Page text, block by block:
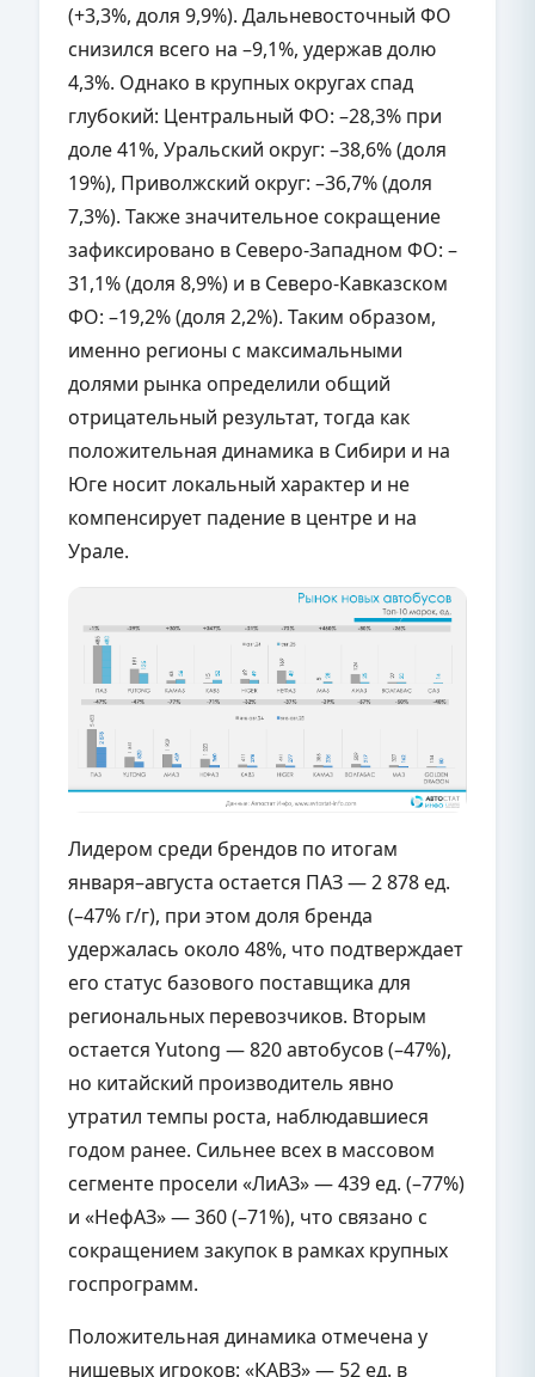
(+3,3%, доля 9,9%). Дальневосточный ФО
снизился всего на –9,1%, удержав долю
4,3%. Однако в крупных округах спад
глубокий: Центральный ФО: –28,3% при
доле 41%, Уральский округ: –38,6% (доля
19%), Приволжский округ: –36,7% (доля
7,3%). Также значительное сокращение
зафиксировано в Северо-Западном ФО: –
31,1% (доля 8,9%) и в Северо-Кавказском
ФО: –19,2% (доля 2,2%). Таким образом,
именно регионы с максимальными
долями рынка определили общий
отрицательный результат, тогда как
положительная динамика в Сибири и на
Юге носит локальный характер и не
компенсирует падение в центре и на
Урале.
Лидером среди брендов по итогам
января–августа остается ПАЗ — 2 878 ед.
(–47% г/г), при этом доля бренда
удержалась около 48%, что подтверждает
его статус базового поставщика для
региональных перевозчиков. Вторым
остается Yutong — 820 автобусов (–47%),
но китайский производитель явно
утратил темпы роста, наблюдавшиеся
годом ранее. Сильнее всех в массовом
сегменте просели «ЛиАЗ» — 439 ед. (–77%)
и «НефАЗ» — 360 (–71%), что связано с
сокращением закупок в рамках крупных
госпрограмм.
Положительная динамика отмечена у
нишевых игроков: «КАВЗ» — 52 ед. в